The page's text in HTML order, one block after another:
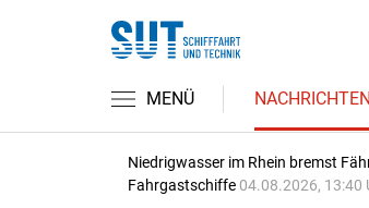
MENÜ NACHRICHTEN
Niedrigwasser im Rhein bremst
Fahrgastschiffe 04.08.2026, 13:40